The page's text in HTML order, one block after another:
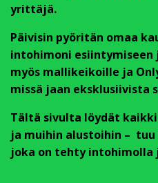
yrittäjä.
Päivisin pyöritän omaa
intohimoni
myös mallikeikoille ja
missä jaan eksklusiivista
Tältä sivulta löydät
ja muihin alustoihin –
joka on tehty intohimolla